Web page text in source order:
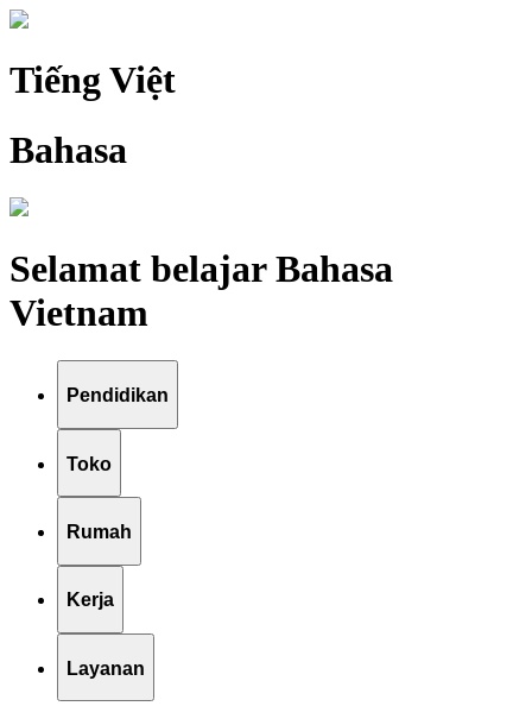
Tiếng Việt
Bahasa
Selamat belajar Bahasa
Vietnam
Pendidikan
Toko
Rumah
Kerja
Layanan